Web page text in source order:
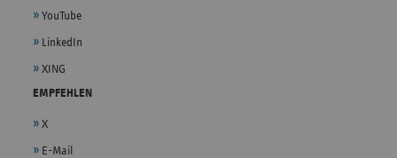
YouTube
LinkedIn
XING
EMPFEHLEN
X
E-Mail